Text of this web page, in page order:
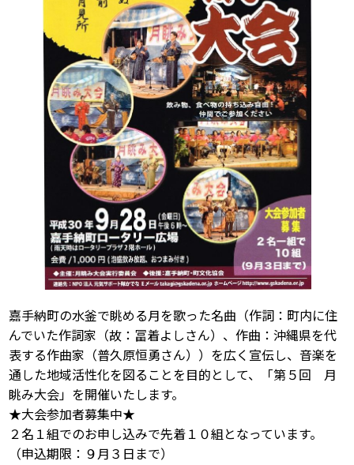
嘉手納町の水釜で眺める月を歌った名曲（作詞：町内に住
んでいた作詞家（故：冨着よしさん）、作曲：沖縄県を代
表する作曲家（普久原恒勇さん））を広く宣伝し、音楽を
通した地域活性化を図ることを目的として、「第５回 月
眺み大会」を開催いたします。
★大会参加者募集中★
２名１組でのお申し込みで先着１０組となっています。
（申込期限：９月３日まで）